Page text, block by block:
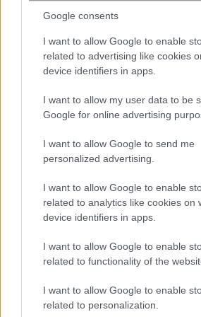
Google consents
I want to allow Google to enable
related to advertising like cookies
device identifiers in apps.
I want to allow my user data to be
Google for online advertising
I want to allow Google to send me
personalized advertising.
I want to allow Google to enable
related to analytics like cookies on
device identifiers in apps.
I want to allow Google to enable
related to functionality of the
I want to allow Google to enable
related to personalization.
ΑΠΟΤΑΜΙΕΥΣΕΙΣ ΙΟΒΕ
Σχόλια Αναγνωστών